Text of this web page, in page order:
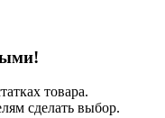
товара.
сделать выбор.